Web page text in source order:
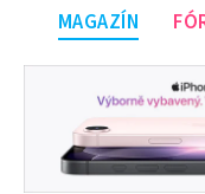
MAGAZÍN